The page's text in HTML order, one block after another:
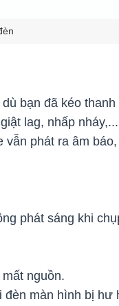
bạn đã kéo thanh
lag, nhấp nháy,...
phát ra âm
phát sáng khi
nguồn.
màn hình bị hư